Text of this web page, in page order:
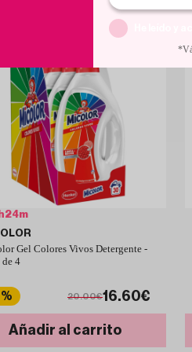
24m
Gel Colores Vivos Detergente -
de 4
20.00€16.60€
Añadir al carrito